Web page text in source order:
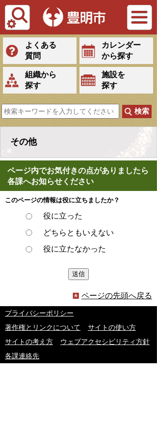
Tiếng Việt
よくある
質問
カレンダー
から探す
組織から
探す
施設を
探す
その他
ページ内でお気付きの点がありましたら
各課へお知らせください
このページの情報は役に立ちましたか？
役に立った
どちらともいえない
役に立たなかった
ページの先頭へ戻る
プライバシーポリシー
著作権とリンクについて
サイトの使い方
サイトの考え方
ウェブアクセシビリティ方針
各課連絡先